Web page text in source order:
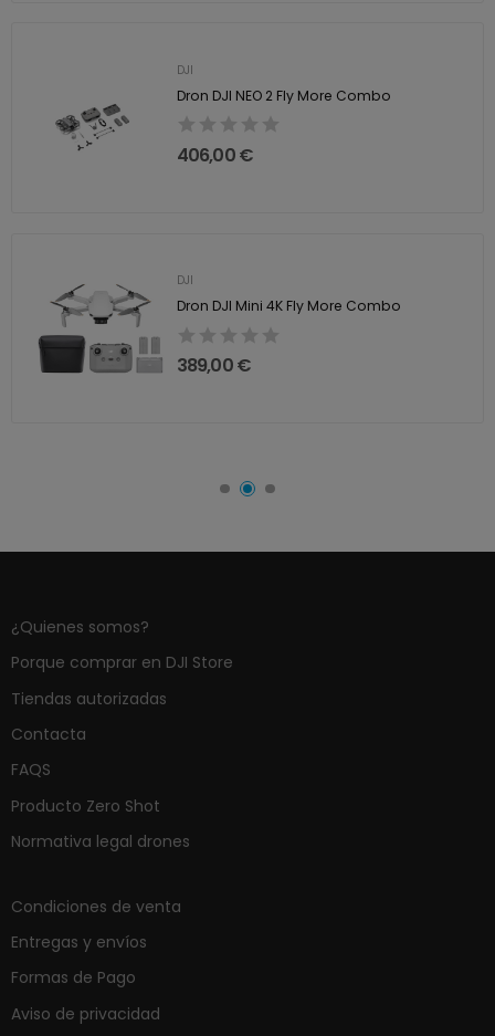
DJI
Dron DJI NEO 2 Fly More Combo
406,00 €
DJI
Dron DJI Mini 4K Fly More Combo
389,00 €
¿Quienes somos?
Porque comprar en DJI Store
Tiendas autorizadas
Contacta
FAQS
Producto Zero Shot
Normativa legal drones
Condiciones de venta
Entregas y envíos
Formas de Pago
Aviso de privacidad